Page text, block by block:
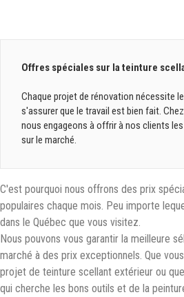
Offres spéciales sur la teinture
Chaque projet de rénovation nécessite
s'assurer que le travail est bien fait.
nous engageons à offrir à nos clients
sur le marché.
C'est pourquoi nous offrons des prix
populaires chaque mois. Peu importe
dans le Québec que vous visitez.
Nous pouvons vous garantir la meilleure
marché à des prix exceptionnels. Que
projet de teinture scellant extérieur ou
qui cherche les bons outils et de la